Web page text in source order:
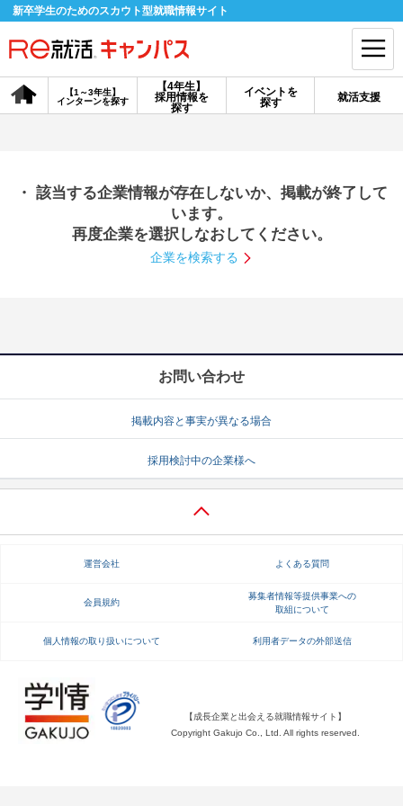
新卒学生のためのスカウト型就職情報サイト
【4年生】
採用情報を
探す
【1～3年生】
インターンを探す
イベントを
探す
就活支援
会員登録 ログイン
探す
【4年生】
説明会を探す
就活ノウハウ・サポート
就活ノウハウが満載！ お役立ち記事・相談室など
就活ニュースペーパー よくある質問
不明点があればこちら
・ 該当する企業情報が存在しないか、掲載が終了して
います。
再度企業を選択しなおしてください。
企業を検索する
お問い合わせ
掲載内容と事実が異なる場合
採用検討中の企業様へ
運営会社 よくある質問
会員規約
募集者情報等提供事業への
取組について
個人情報の取り扱いについて 利用者データの外部送信
【成長企業と出会える就職情報サイト】
Copyright Gakujo Co., Ltd. All rights reserved.